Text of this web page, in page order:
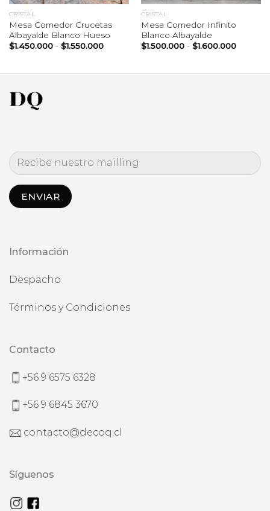
CRISTAL
Mesa Comedor Crucetas
Albayalde Blanco Hueso
$1.450.000 - $1.550.000Rango
CRISTAL
Mesa Comedor Infinito
Blanco Albayalde
$1.500.000 - $1.600.000Rango
Información
Despacho
Términos y Condiciones
Contacto
+56 9 6575 6328
+56 9 6845 3670
contacto@decoq.cl
Síguenos